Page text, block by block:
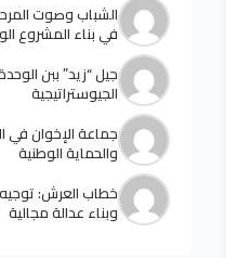
الشباب وصوت
في بناء المشروع
جيل “زيد” ببن
الجيوستراتيجية
جماعة الإخوان في
والحماية الوطنية
خطاب العرش:
وبناء عدالة مجالية